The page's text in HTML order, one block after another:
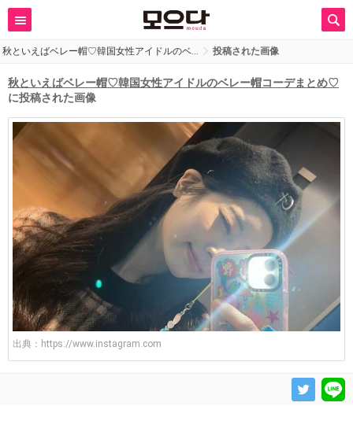
秋といえばベレー帽♡韓国女性アイドルのベ… 投稿された画像
秋といえばベレー帽♡韓国女性アイドルのベレー帽コーデまとめ♡
に投稿された画像
出典： https://www.instagram.com